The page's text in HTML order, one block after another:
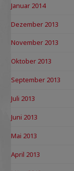
Januar 2014
Dezember 2013
November 2013
Oktober 2013
September 2013
Juli 2013
Juni 2013
Mai 2013
April 2013